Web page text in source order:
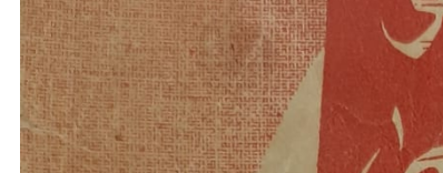
قمة الرياض: أقوال تنتظر أفعالاً
نوفمبر 27, 2024
تعيينات ترامب: أنت لا تجني من الشوك العنب!
ابن بطوطة عند تخوم سيبيريا!